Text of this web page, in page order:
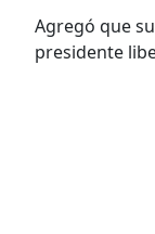
Agregó que
presidente